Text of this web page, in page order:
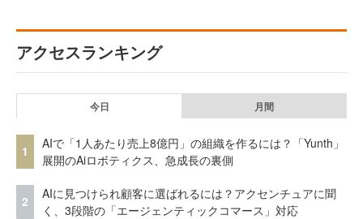
アクセスランキング
今日 月間
1
AIで「1人あたり売上8億円」の組織を作るには？「Yunth」
展開のAiロボティクス、急成長の裏側
2
AIに見つけられ顧客に選ばれるには？アクセンチュアに聞
く、3段階の「エージェンティックコマース」対応